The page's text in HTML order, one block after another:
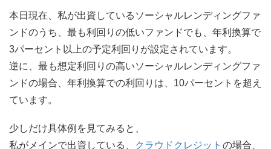
本日現在、私が出資しているソーシャルレンディングファ
ンドのうち、最も利回りの低いファンドでも、年利換算で
3パーセント以上の予定利回りが設定されています。
逆に、最も想定利回りの高いソーシャルレンディングファ
ンドの場合、年利換算での利回りは、10パーセントを超え
ています。
少しだけ具体例を見てみると、
私がメインで出資している、
クラウドクレジット の場合、